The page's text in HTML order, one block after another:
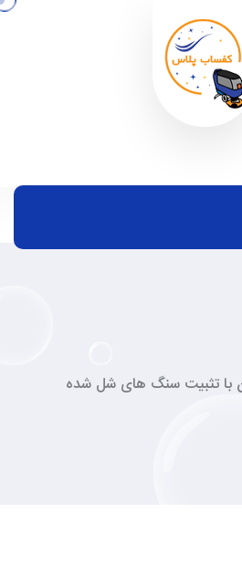
با تثبیت سنگ‌ های شل‌ شده